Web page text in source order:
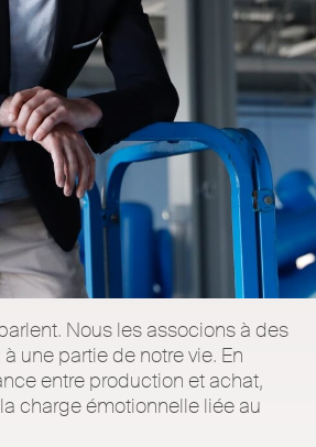
Nous les associons à des
une partie de notre vie. En
entre production et achat,
charge émotionnelle liée au